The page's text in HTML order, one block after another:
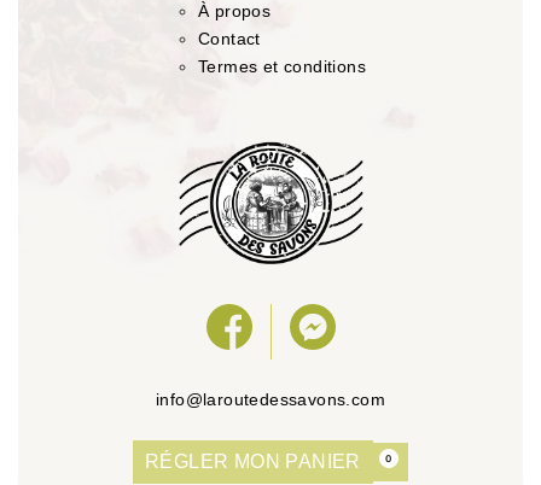
À propos
Contact
Termes et conditions
info@laroutedessavons.com
RÉGLER MON PANIER 0